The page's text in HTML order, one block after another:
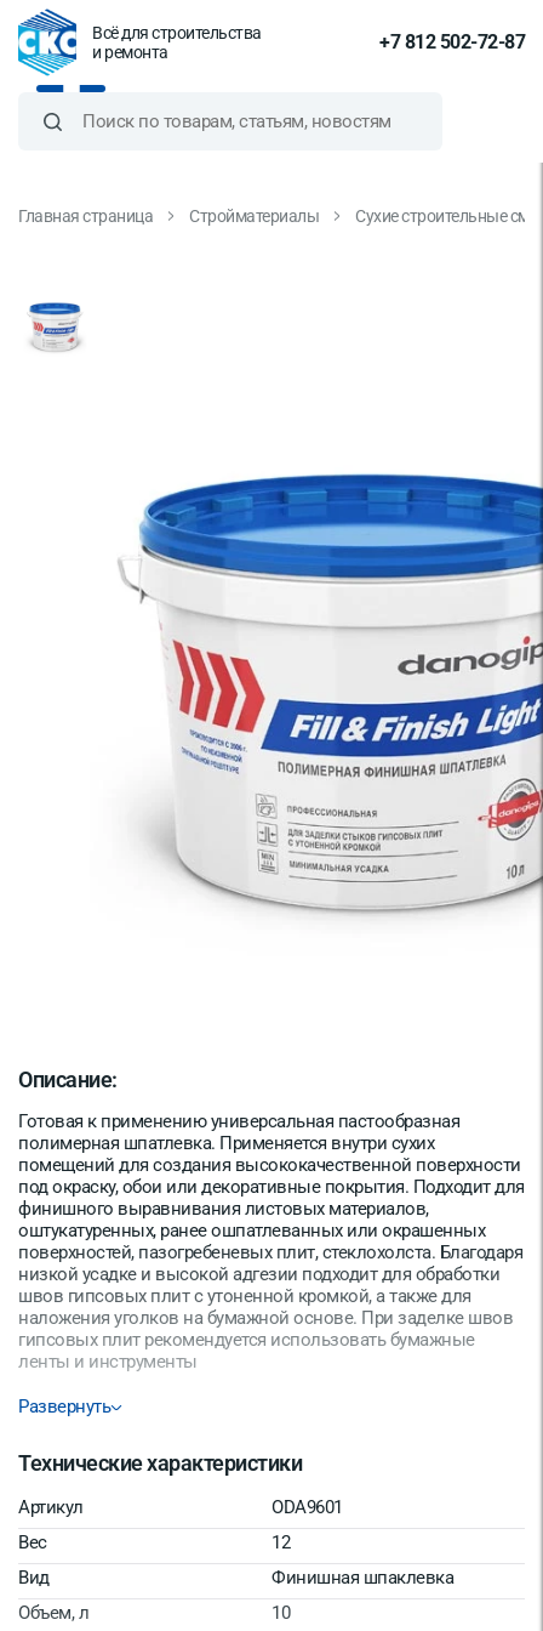
Всё для строительства
и ремонта
+7 812 502-72-87
Главная страница Стройматериалы Сухие строительные
Danogips Fill&Finish Light 10л
Описание:
Готовая к применению универсальная пастообразная
полимерная шпатлевка. Применяется внутри сухих
помещений для создания высококачественной поверхности
под окраску, обои или декоративные покрытия. Подходит для
финишного выравнивания листовых материалов,
оштукатуренных, ранее ошпатлеванных или окрашенных
поверхностей, пазогребеневых плит, стеклохолста. Благодаря
низкой усадке и высокой адгезии подходит для обработки
швов гипсовых плит с утоненной кромкой, а также для
наложения уголков на бумажной основе. При заделке швов
гипсовых плит рекомендуется использовать бумажные
ленты и инструменты
Развернуть
Технические характеристики
Артикул
ODA9601
Вес
12
Вид
Финишная шпаклевка
Объем, л
10